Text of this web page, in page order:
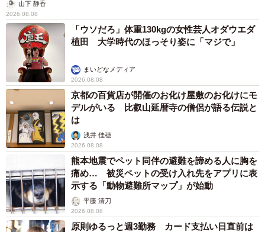
山下 静香
2026.08.08
「ウソだろ」体重130kgの女性芸人オダウエダ
植田 大学時代のほっそり姿に「マジで」
まいどなメディア
2026.08.08
京都の百貨店が開催のお化け屋敷のお化けにモ
デルがいる 比叡山延暦寺の僧侶が語る伝説と
は
浅井 佳穂
2026.08.08
熊本地震でペット同伴の避難を諦める人に胸を
痛め… 被災ペットの受け入れ先をアプリに表
示する「動物避難所マップ」が始動
平藤 清刀
2026.08.08
原則ゆるっと週3勤務 カード支払い日直前は